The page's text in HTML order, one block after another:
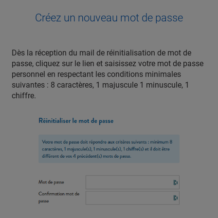
Créez un nouveau mot de passe
Dès la réception du mail de réinitialisation de mot de
passe, cliquez sur le lien et saisissez votre mot de passe
personnel en respectant les conditions minimales
suivantes : 8 caractères, 1 majuscule 1 minuscule, 1
chiffre.